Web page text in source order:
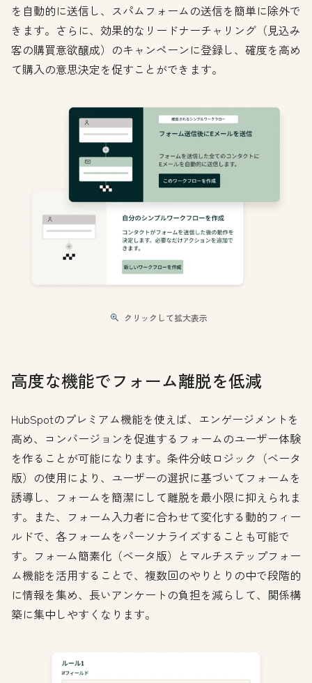
を自動的に送信し、スパムフォームの送信を簡単に除外で
きます。さらに、効果的なリードナーチャリング（見込み
客の購買意欲醸成）のキャンペーンに登録し、確度を高め
て購入の意思決定を促すことができます。
クリックして拡大表示
高度な機能でフォーム離脱を低減
HubSpotのプレミアム機能を使えば、エンゲージメントを
高め、コンバージョンを促進するフォームのユーザー体験
を作ることが可能になります。条件分岐ロジック（ベータ
版）の使用により、ユーザーの選択に基づいてフォームを
誘導し、フォームを簡潔にして離脱を最小限に抑えられま
す。また、フォーム入力者に合わせて変化する動的フィー
ルドで、各フォームをパーソナライズすることも可能で
す。フォーム簡素化（ベータ版）とマルチステップフォー
ム機能を活用することで、複数回のやりとりの中で段階的
に情報を集め、長いアンケートの負担を減らして、関係構
築に集中しやすくなります。